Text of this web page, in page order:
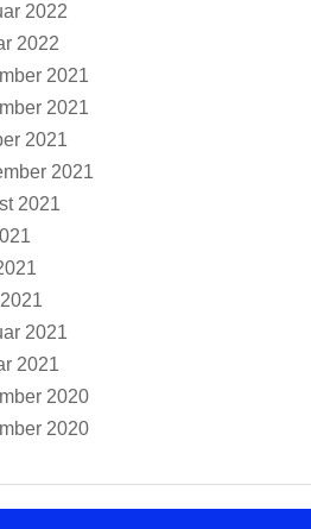
2022
2022
2021
2021
2021
2021
2021
2021
2021
2020
2020